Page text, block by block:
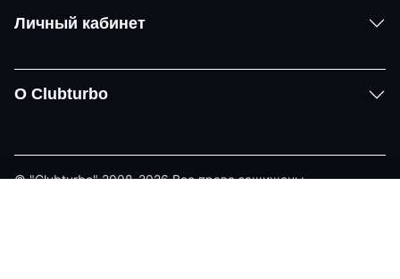
Личный кабинет
О Clubturbo
© "Clubturbo" 2008-2026 Все права защищены